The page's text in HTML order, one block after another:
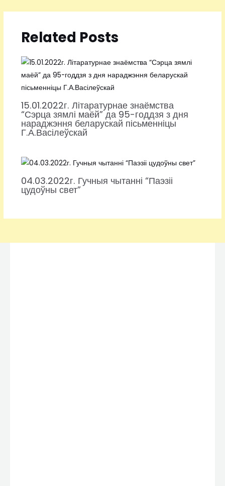
Related Posts
15.01.2022г. Літаратурнае знаёмства
“Сэрца зямлі маёй” да 95-годдзя з дня
нараджэння беларускай пісьменніцы
Г.А.Васілеўскай
04.03.2022г. Гучныя чытанні “Паэзіі
цудоўны свет”